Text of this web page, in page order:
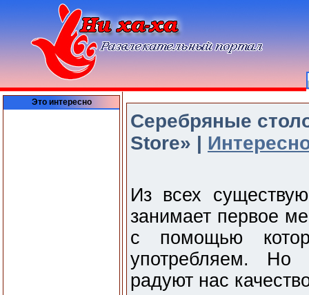
Это интересно
Серебряные
Store» |
Из всех
занимает первое
с помощью
употребляем. Но
радуют нас